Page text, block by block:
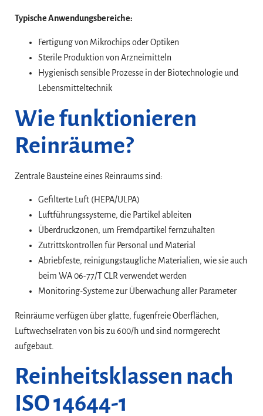
Typische Anwendungsbereiche:
Fertigung von Mikrochips oder Optiken
Sterile Produktion von Arzneimitteln
Hygienisch sensible Prozesse in der Biotechnologie und
Lebensmitteltechnik
Wie funktionieren
Reinräume?
Zentrale Bausteine eines Reinraums sind:
Gefilterte Luft (HEPA/ULPA)
Luftführungssysteme, die Partikel ableiten
Überdruckzonen, um Fremdpartikel fernzuhalten
Zutrittskontrollen für Personal und Material
Abriebfeste, reinigungstaugliche Materialien, wie sie auch
beim WA 06-77/T CLR verwendet werden
Monitoring-Systeme zur Überwachung aller Parameter
Reinräume verfügen über glatte, fugenfreie Oberflächen,
Luftwechselraten von bis zu 600/h und sind normgerecht
aufgebaut.
Reinheitsklassen nach
ISO 14644-1